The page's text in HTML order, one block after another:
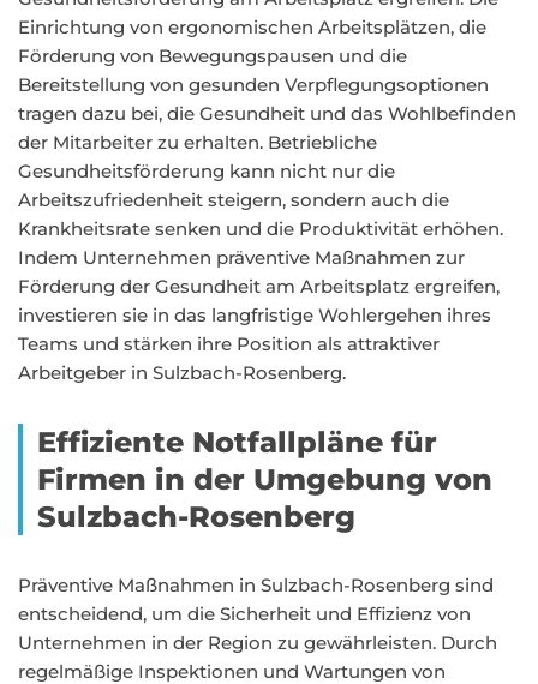
Einrichtung von ergonomischen Arbeitsplätzen, die
Förderung von Bewegungspausen und die
Bereitstellung von gesunden Verpflegungsoptionen
tragen dazu bei, die Gesundheit und das Wohlbefinden
der Mitarbeiter zu erhalten. Betriebliche
Gesundheitsförderung kann nicht nur die
Arbeitszufriedenheit steigern, sondern auch die
Krankheitsrate senken und die Produktivität erhöhen.
Indem Unternehmen präventive Maßnahmen zur
Förderung der Gesundheit am Arbeitsplatz ergreifen,
investieren sie in das langfristige Wohlergehen ihres
Teams und stärken ihre Position als attraktiver
Arbeitgeber in Sulzbach-Rosenberg.
Effiziente Notfallpläne für
Firmen in der Umgebung von
Sulzbach-Rosenberg
Präventive Maßnahmen in Sulzbach-Rosenberg sind
entscheidend, um die Sicherheit und Effizienz von
Unternehmen in der Region zu gewährleisten. Durch
regelmäßige Inspektionen und Wartungen von